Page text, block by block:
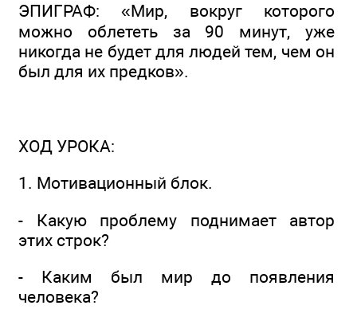
ЭПИГРАФ: «Мир, вокруг которого
можно облететь за 90 минут, уже
никогда не будет для людей тем, чем он
был для их предков».
ХОД УРОКА:
1. Мотивационный блок.
- Какую проблему поднимает автор
этих строк?
- Каким был мир до появления
человека?